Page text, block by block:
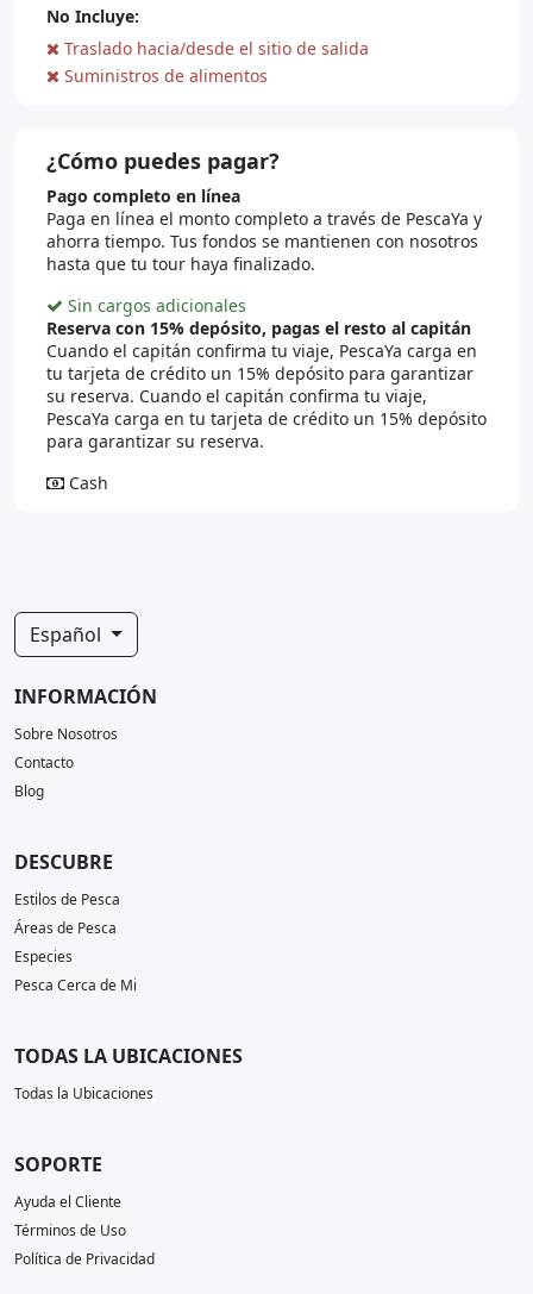
No Incluye:
Traslado hacia/desde el sitio de salida
Suministros de alimentos
¿Cómo puedes pagar?
Pago completo en línea
Paga en línea el monto completo a través de PescaYa y
ahorra tiempo. Tus fondos se mantienen con nosotros
hasta que tu tour haya finalizado.
Sin cargos adicionales
Reserva con 15% depósito, pagas el resto al capitán
Cuando el capitán confirma tu viaje, PescaYa carga en
tu tarjeta de crédito un 15% depósito para garantizar
su reserva. Cuando el capitán confirma tu viaje,
PescaYa carga en tu tarjeta de crédito un 15% depósito
para garantizar su reserva.
Cash
Español
INFORMACIÓN
Sobre Nosotros
Contacto
Blog
DESCUBRE
Estilos de Pesca
Áreas de Pesca
Especies
Pesca Cerca de Mi
TODAS LA UBICACIONES
Todas la Ubicaciones
SOPORTE
Ayuda el Cliente
Términos de Uso
Política de Privacidad